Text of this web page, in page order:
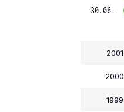
30.06.
2001
2000
1999